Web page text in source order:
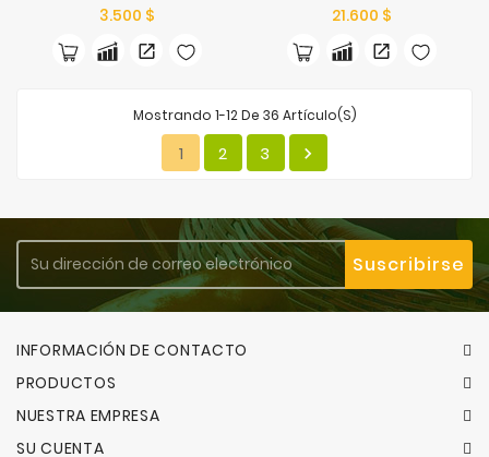
3.500 $
21.600 $
Mostrando 1-12 De 36 Artículo(s)
1 2 3 
INFORMACIÓN DE CONTACTO
PRODUCTOS
NUESTRA EMPRESA
SU CUENTA